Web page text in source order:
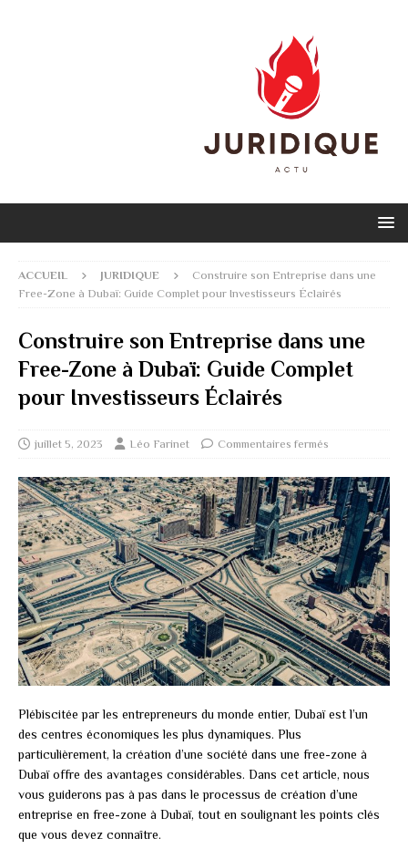
ACCUEIL JURIDIQUE
Construire son Entreprise dans une
Free-Zone à Dubaï: Guide Complet pour Investisseurs Éclairés
Construire son Entreprise dans une
Free-Zone à Dubaï: Guide Complet
pour Investisseurs Éclairés
juillet 5, 2023 Léo Farinet Commentaires fermés
Plébiscitée par les entrepreneurs du monde entier, Dubaï est l’un
des centres économiques les plus dynamiques. Plus
particulièrement, la création d’une société dans une free-zone à
Dubaï offre des avantages considérables. Dans cet article, nous
vous guiderons pas à pas dans le processus de création d’une
entreprise en free-zone à Dubaï, tout en soulignant les points clés
que vous devez connaître.